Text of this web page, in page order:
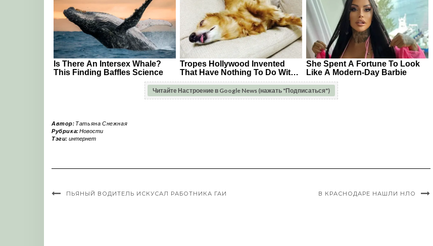
Читайте Настроение в Google News (нажать "Подписаться")
Автор: Татьяна Снежная
Рубрика:Новости
Тэги: интернет
ПЬЯНЫЙ ВОДИТЕЛЬ ИСКУСАЛ РАБОТНИКА ГАИ В КРАСНОДАРЕ НАШЛИ НЛО